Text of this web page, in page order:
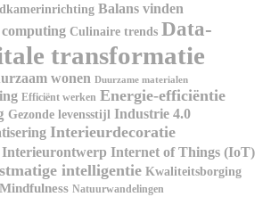
Balans vinden
Culinaire trends Data-
transformatie
wonen Duurzame materialen
Efficiënt werken Energie-efficiëntie
Gezonde levensstijl Industrie 4.0
Interieurdecoratie
Interieurontwerp Internet of Things (IoT)
intelligentie Kwaliteitsborging
Mindfulness Natuurwandelingen